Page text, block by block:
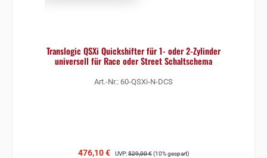
Translogic QSXi Quickshifter für 1- oder 2-Zylinder
universell für Race oder Street Schaltschema
Art.-Nr.: 60-QSXi-N-DCS
Verkaufspreis:
476,10 € Regulärer Preis:
UVP:529,00 €(10% gespart)